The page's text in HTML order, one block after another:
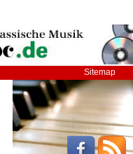
Sitemap